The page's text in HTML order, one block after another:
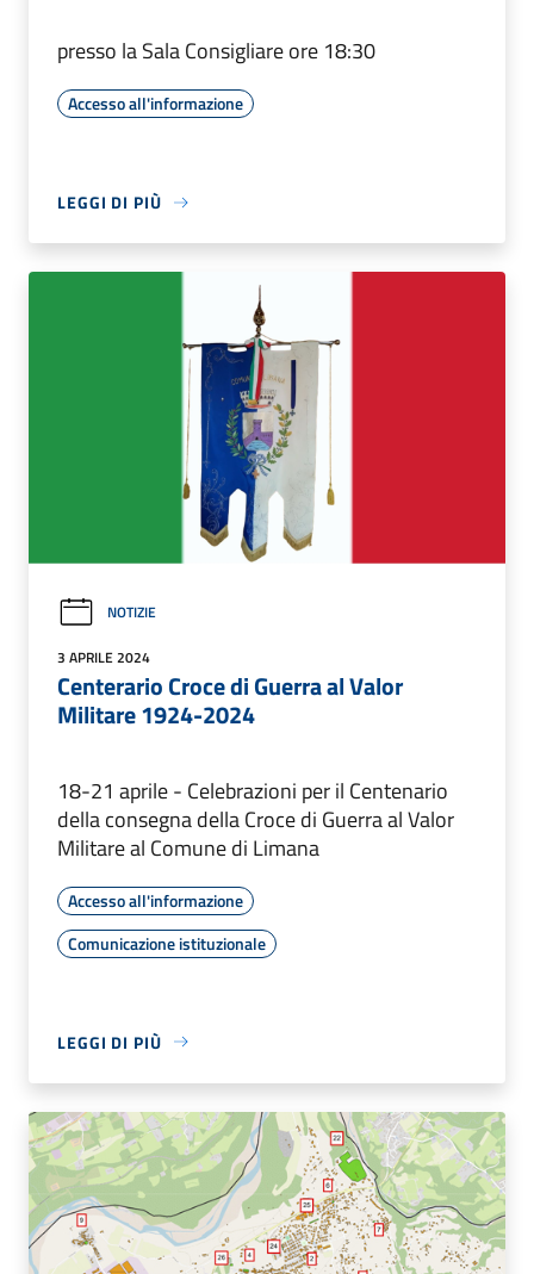
presso la Sala Consigliare ore 18:30
Accesso all'informazione
LEGGI DI PIÙ
NOTIZIE
3 APRILE 2024
Centerario Croce di Guerra al Valor
Militare 1924-2024
18-21 aprile - Celebrazioni per il Centenario
della consegna della Croce di Guerra al Valor
Militare al Comune di Limana
Accesso all'informazione
Comunicazione istituzionale
LEGGI DI PIÙ